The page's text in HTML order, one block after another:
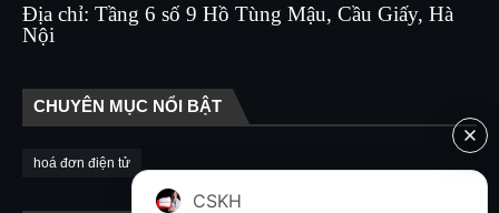
Địa chỉ: Tầng 6 số 9 Hồ Tùng Mậu, Cầu Giấy, Hà
Nội
CHUYÊN MỤC NỔI BẬT
hoá đơn điện tử
CSKH